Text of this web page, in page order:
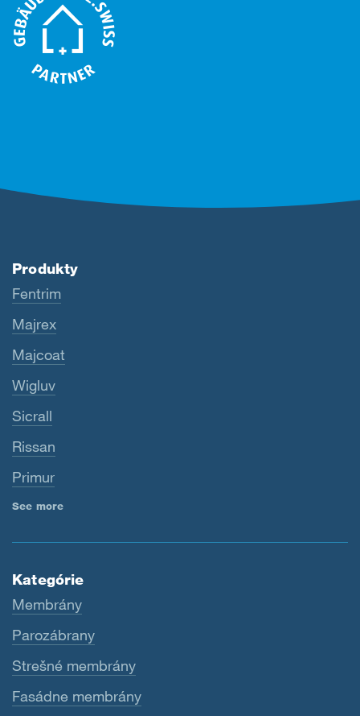
Produkty
Fentrim
Majrex
Majcoat
Wigluv
Sicrall
Rissan
Primur
See more
Kategórie
Membrány
Parozábrany
Strešné membrány
Fasádne membrány